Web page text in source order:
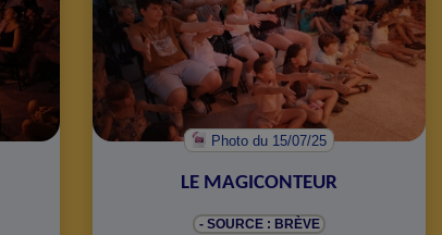
Photodu 15/07/25
LE MAGICONTEUR
- SOURCE : BRÈVE